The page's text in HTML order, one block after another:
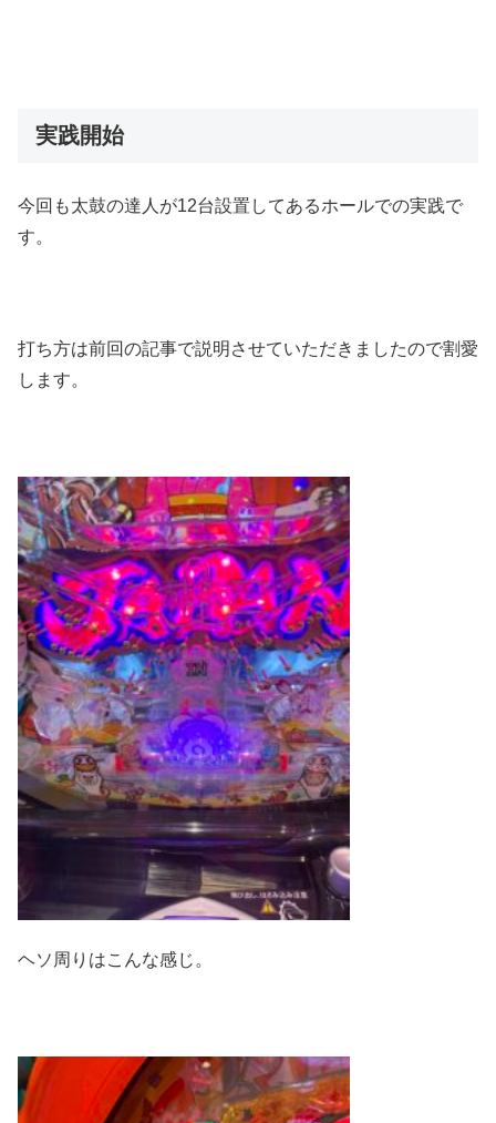
実践開始
今回も太鼓の達人が12台設置してあるホールでの実践で
す。
打ち方は前回の記事で説明させていただきましたので割愛
します。
ヘソ周りはこんな感じ。